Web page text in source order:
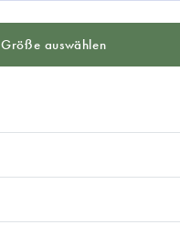
Größe auswählen